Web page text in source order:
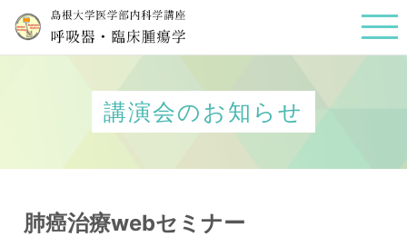
講演会のお知らせ
肺癌治療webセミナー